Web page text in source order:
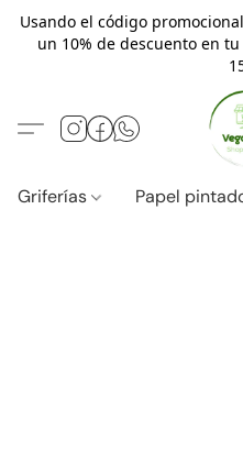
Usando el código promocional
un 10% de descuento en
Griferías Papel